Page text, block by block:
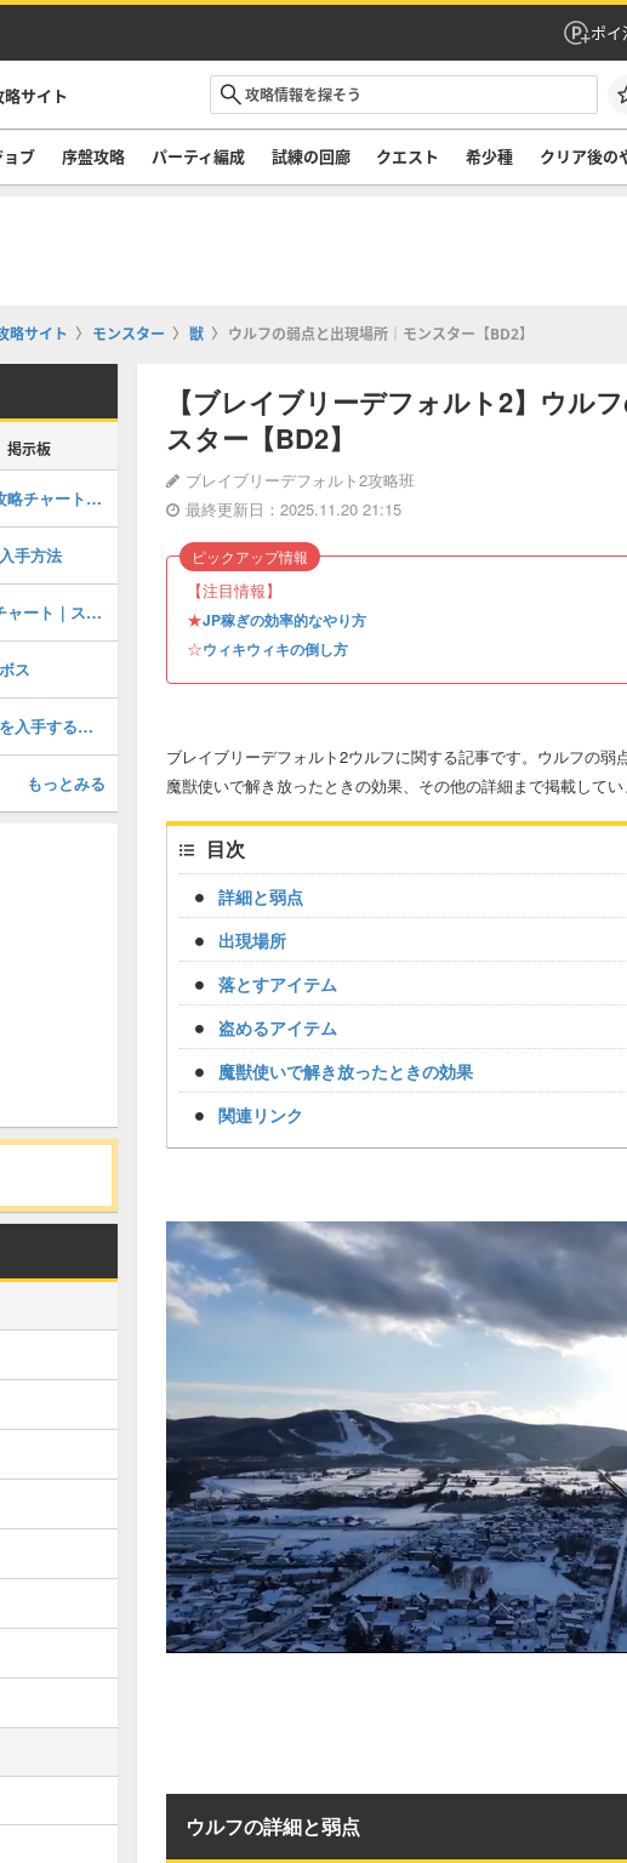
ポイ
サイト
ョブ 序盤攻略 パーティ編成 試練の回廊 クエスト 希少種 クリア後の
略サイト モンスター 獣 ウルフの弱点と出現場所｜モンスター【BD2】
【ブレイブリーデフォルト2】ウル
スター【BD2】
ブレイブリーデフォルト2攻略班
最終更新日：2025.11.20 21:15
【注目情報】
★JP稼ぎの効率的なやり方
☆ウィキウィキの倒し方
ピックアップ情報
ブレイブリーデフォルト2ウルフに関する記事です。ウルフの
魔獣使いで解き放ったときの効果、その他の詳細まで掲載して
目次
詳細と弱点
出現場所
落とすアイテム
盗めるアイテム
魔獣使いで解き放ったときの効果
関連リンク
ウルフの詳細と弱点
掲示板
7章「ふたつのページ」の攻略チャート｜ストーリー
手方法
6章「ふたつの檻」の攻略チャート｜ストーリー
ス
序盤から最強クラスの装備を入手する方法
もっとみる